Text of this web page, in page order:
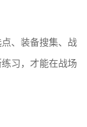
、装备搜集、战
习，才能在战场